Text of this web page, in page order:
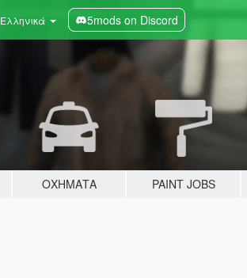
Ελληνικά 5mods on Discord
ΟΧΉΜΑΤΑ PAINT JOBS